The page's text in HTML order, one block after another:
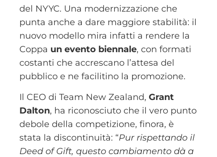
del NYYC. Una modernizzazione che
punta anche a dare maggiore stabilità: il
nuovo modello mira infatti a rendere la
Coppa un evento biennale, con formati
costanti che accrescano l’attesa del
pubblico e ne facilitino la promozione.
Il CEO di Team New Zealand, Grant
Dalton, ha riconosciuto che il vero punto
debole della competizione, finora, è
stata la discontinuità: “Pur rispettando il
Deed of Gift, questo cambiamento dà a